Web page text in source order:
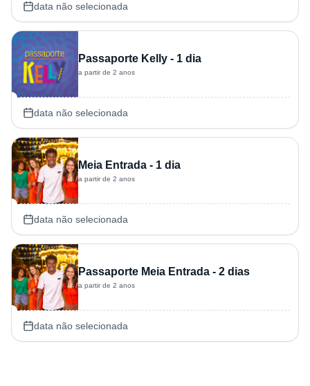
data não selecionada
Passaporte Kelly - 1 dia
a partir de 2 anos
data não selecionada
Meia Entrada - 1 dia
a partir de 2 anos
data não selecionada
Passaporte Meia Entrada - 2 dias
a partir de 2 anos
data não selecionada